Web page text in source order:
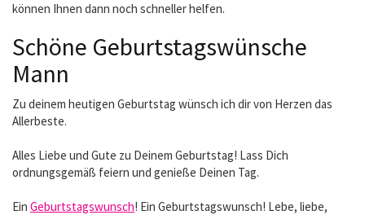
können Ihnen dann noch schneller helfen.
Schöne Geburtstagswünsche
Mann
Zu deinem heutigen Geburtstag wünsch ich dir von Herzen das
Allerbeste.
Alles Liebe und Gute zu Deinem Geburtstag! Lass Dich
ordnungsgemäß feiern und genieße Deinen Tag.
Ein Geburtstagswunsch! Ein Geburtstagswunsch! Lebe, liebe,